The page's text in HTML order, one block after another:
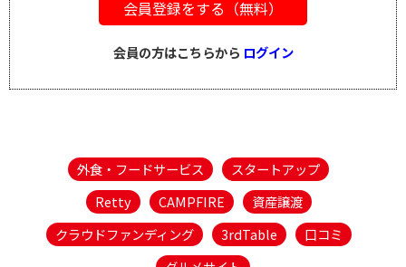
会員登録をする（無料）
会員の方はこちらから ログイン
外食・フードサービス
スタートアップ
Retty
CAMPFIRE
資産譲渡
クラウドファンディング
3rdTable
口コミ